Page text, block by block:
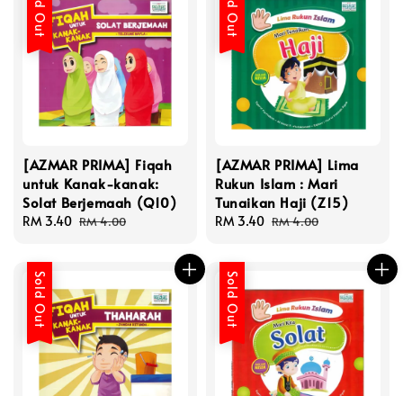
[AZMAR PRIMA] Fiqah
untuk Kanak-kanak:
Solat Berjemaah (Q10)
Sale
RM 3.40 Regular
RM 4.00
[AZMAR PRIMA] Lima
Rukun Islam : Mari
Tunaikan Haji (Z15)
Sale
RM 3.40 Regular
RM 4.00
Sold Out Sold Out